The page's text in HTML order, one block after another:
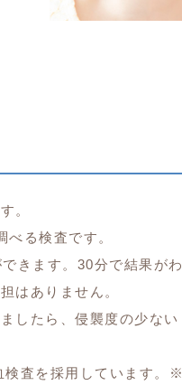
。
る検査です。
きます。30分で結果がわ
はありません。
したら、侵襲度の少な
査を採用しています。
※